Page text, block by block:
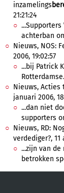
inzamelings
21:21:24
achterban
Nieuws, NOS:
2006, 19:02:57
...bij Patrick
Nieuws,
januari 2006,
...dan niet
supporters
Nieuws, RD:
verdediger?, 11
...zijn van
betrokken